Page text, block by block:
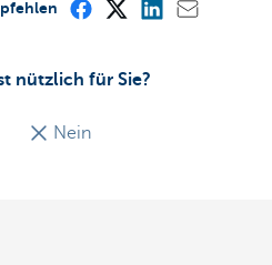
nützlich für Sie?
Nein